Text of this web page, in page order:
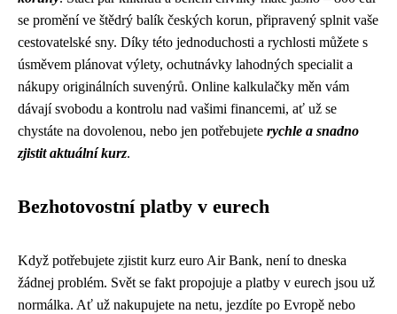
se promění ve štědrý balík českých korun, připravený splnit vaše
cestovatelské sny. Díky této jednoduchosti a rychlosti můžete s
úsměvem plánovat výlety, ochutnávky lahodných specialit a
nákupy originálních suvenýrů. Online kalkulačky měn vám
dávají svobodu a kontrolu nad vašimi financemi, ať už se
chystáte na dovolenou, nebo jen potřebujete rychle a snadno
zjistit aktuální kurz.
Bezhotovostní platby v eurech
Když potřebujete zjistit kurz euro Air Bank, není to dneska
žádnej problém. Svět se fakt propojuje a platby v eurech jsou už
normálka. Ať už nakupujete na netu, jezdíte po Evropě nebo